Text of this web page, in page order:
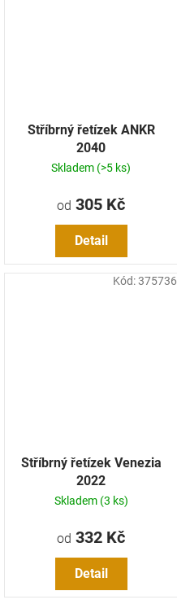
Stříbrný řetízek ANKR
2040
Skladem (>5 ks)
od 305 Kč
Detail
Stříbrný řetízek Venezia
2022
Skladem (3 ks)
od 332 Kč
Detail
Kód:375736